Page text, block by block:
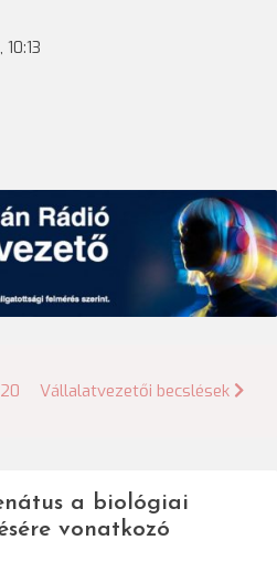
Vállalatvezetői becslések
a biológiai
vonatkozó